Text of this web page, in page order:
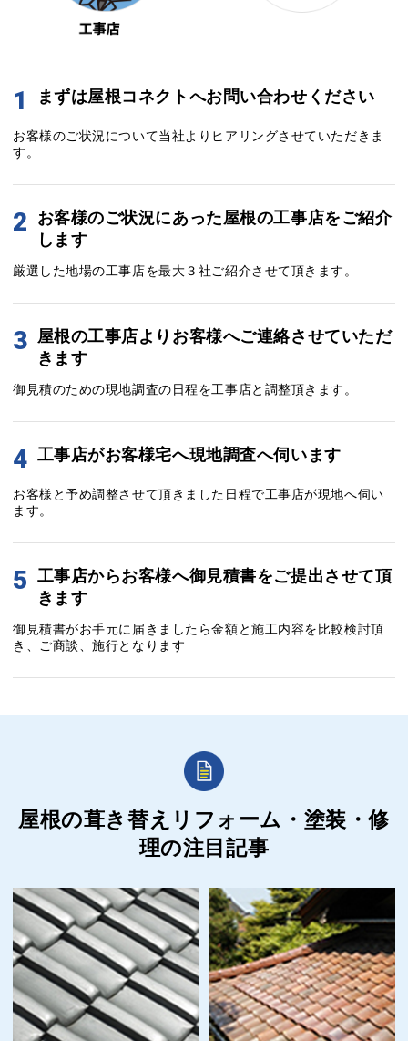
1 まずは屋根コネクトへお問い合わせください
お客様のご状況について当社よりヒアリングさせていただきま
す。
2
お客様のご状況にあった屋根の工事店をご紹介
します
厳選した地場の工事店を最大３社ご紹介させて頂きます。
3 屋根の工事店よりお客様へご連絡させていただ
きます
御見積のための現地調査の日程を工事店と調整頂きます。
4 工事店がお客様宅へ現地調査へ伺います
お客様と予め調整させて頂きました日程で工事店が現地へ伺い
ます。
5 工事店からお客様へ御見積書をご提出させて頂
きます
御見積書がお手元に届きましたら金額と施工内容を比較検討頂
き、ご商談、施行となります
屋根の葺き替えリフォーム・塗装・修
理の注目記事